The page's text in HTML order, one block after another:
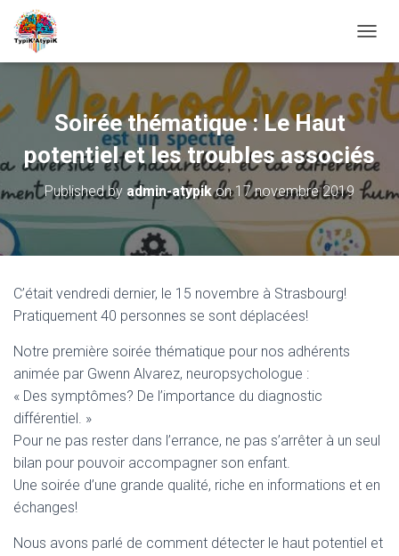
U
R
F
E
R
E
Soirée thématique : Le Haut
potentiel et les troubles associés
Published by admin-atypikon17 novembre 2019
C’était vendredi dernier, le 15 novembre à Strasbourg!
Pratiquement 40 personnes se sont déplacées!
Notre première soirée thématique pour nos adhérents
animée par Gwenn Alvarez, neuropsychologue :
« Des symptômes? De l’importance du diagnostic
différentiel. »
Pour ne pas rester dans l’errance, ne pas s’arrêter à un seul
bilan pour pouvoir accompagner son enfant.
Une soirée d’une grande qualité, riche en informations et en
échanges!
Nous avons parlé de comment détecter le haut potentiel et